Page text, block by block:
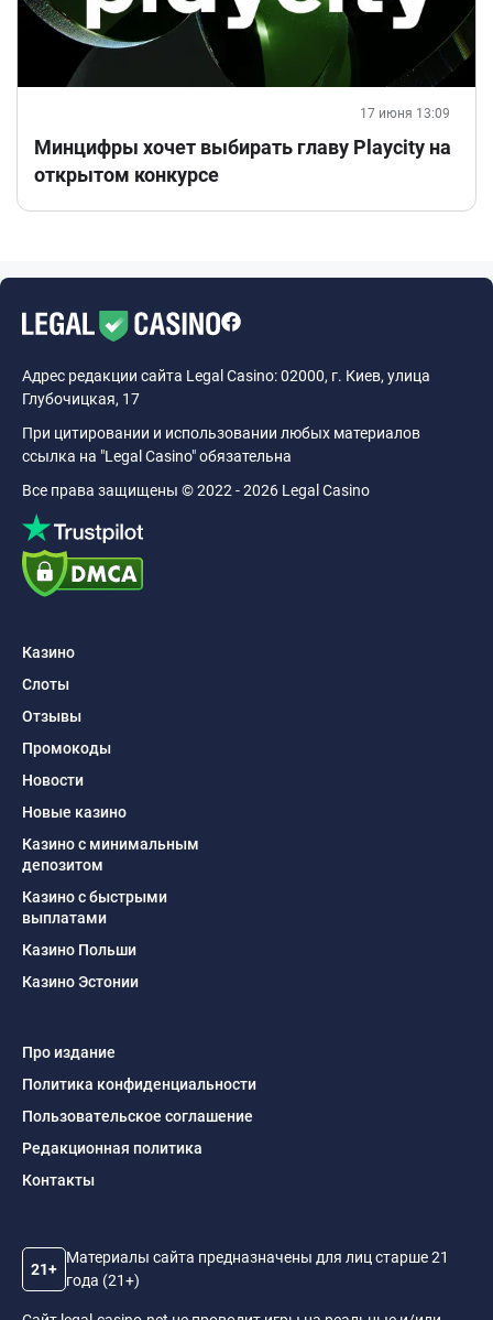
17 июня 13:09
Минцифры хочет выбирать главу Playcity на
открытом конкурсе
Адрес редакции сайта Legal Casino: 02000, г. Киев, улица
Глубочицкая, 17
При цитировании и использовании любых материалов
ссылка на "Legal Casino" обязательна
Все права защищены © 2022 - 2026 Legal Casino
Казино
Слоты
Отзывы
Промокоды
Новости
Новые казино
Казино с минимальным
депозитом
Казино с быстрыми
выплатами
Казино Польши
Казино Эстонии
Про издание
Политика конфиденциальности
Пользовательское соглашение
Редакционная политика
Контакты
21+
Материалы сайта предназначены для лиц старше 21
года (21+)